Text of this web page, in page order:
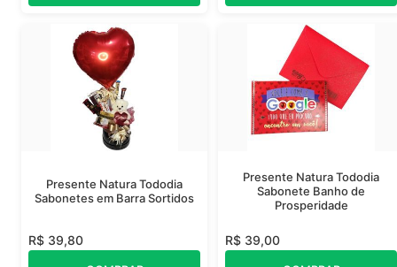
Presente Natura Tododia
Sabonetes em Barra Sortidos
R$ 39,80
Presente Natura Tododia
Sabonete Banho de
Prosperidade
R$ 39,00